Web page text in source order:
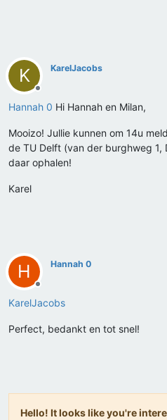
K
Offline
KarelJacobs
Hannah 0 Hi Hannah en Milan,
Mooizo! Jullie kunnen om 14u
de TU Delft (van der burghweg 1,
daar ophalen!
Karel
H
Offline
Hannah 0
KarelJacobs
Perfect, bedankt en tot snel!
Hello! It looks like you're